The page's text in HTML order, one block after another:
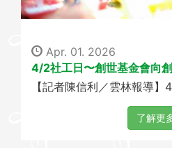
Apr. 01. 2026
4/2社工日〜創世基金會向
【記者陳信利／雲林報導
了解更